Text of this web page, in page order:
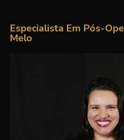
Especialista Em Pós-
Melo